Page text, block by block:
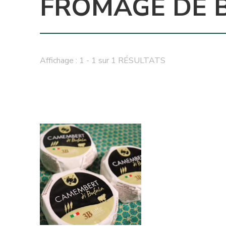
FROMAGE DE
Affichage : 1 - 1 sur 1 RÉSULTATS